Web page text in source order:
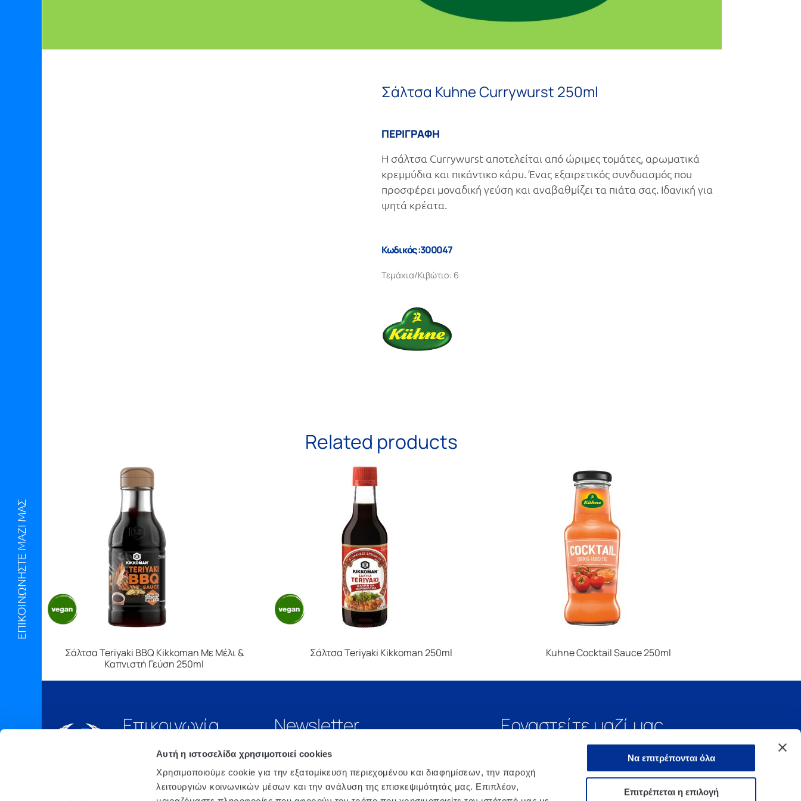
Αυτή η ιστοσελίδα χρησιμοποιεί cookies
Χρησιμοποιούμε cookie για την εξατομίκευση περιεχομένου και διαφημίσεων, την παροχή
λειτουργιών κοινωνικών μέσων και την ανάλυση της επισκεψιμότητάς μας. Επιπλέον,
Να επιτρέπονται όλα
Επιτρέπεται η επιλογή
ΕΠΙΚΟΙΝΩΝΗΣΤΕ ΜΑΖΙ ΜΑΣ
Σάλτσα Kuhne Currywurst 250ml
ΠΕΡΙΓΡΑΦΗ
Η σάλτσα Currywurst αποτελείται από ώριμες τομάτες, αρωματικά
κρεμμύδια και πικάντικο κάρυ. Ένας εξαιρετικός συνδυασμός που
προσφέρει μοναδική γεύση και αναβαθμίζει τα πιάτα σας. Ιδανική για
ψητά κρέατα.
Κωδικός :300047
Τεμάχια/Κιβώτιο: 6
Related products
Σάλτσα Teriyaki BBQ Kikkoman Με Μέλι &
Καπνιστή Γεύση 250ml
Σάλτσα Teriyaki Kikkoman 250ml Kuhne Cocktail Sauce 250ml
Επικοινωνία
210 6675000
Αθήνα, 3o xλμ. Λ.
ΜΑΡΚΟΠΟΥΛΟΥ, Τ.Θ. 200, TK
Newsletter Εργαστείτε μαζί μας